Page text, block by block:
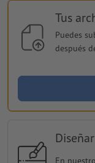
Tus
Puedes
después
En